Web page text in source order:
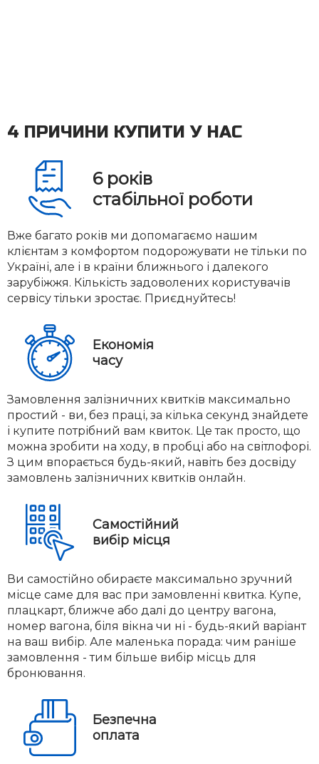
4 ПРИЧИНИ КУПИТИ У НАС
6 років
стабільної роботи
Вже багато років ми допомагаємо нашим
клієнтам з комфортом подорожувати не тільки по
Україні, але і в країни ближнього і далекого
зарубіжжя. Кількість задоволених користувачів
сервісу тільки зростає. Приєднуйтесь!
Економія
часу
Замовлення залізничних квитків максимально
простий - ви, без праці, за кілька секунд знайдете
і купите потрібний вам квиток. Це так просто, що
можна зробити на ходу, в пробці або на світлофорі.
З цим впорається будь-який, навіть без досвіду
замовлень залізничних квитків онлайн.
Самостійний
вибір місця
Ви самостійно обираєте максимально зручний
місце саме для вас при замовленні квитка. Купе,
плацкарт, ближче або далі до центру вагона,
номер вагона, біля вікна чи ні - будь-який варіант
на ваш вибір. Але маленька порада: чим раніше
замовлення - тим більше вибір місць для
бронювання.
Безпечна
оплата